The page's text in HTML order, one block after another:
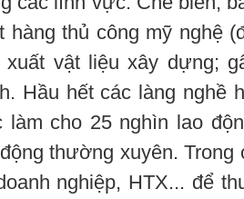
hàng thủ công mỹ nghệ
xuất vật liệu xây dựng;
Hầu hết các làng nghề
làm cho 25 nghìn lao
thường xuyên.
nghiệp, HTX... để